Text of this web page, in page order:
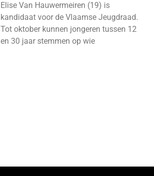
Elise Van Hauwermeiren (19) is
kandidaat voor de Vlaamse Jeugdraad.
Tot oktober kunnen jongeren tussen 12
en 30 jaar stemmen op wie